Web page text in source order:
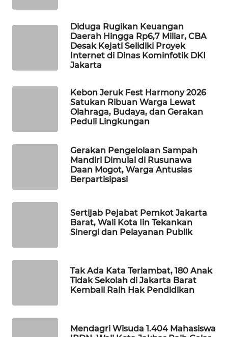
Diduga Rugikan Keuangan
Daerah Hingga Rp6,7 Miliar, CBA
Desak Kejati Selidiki Proyek
Internet di Dinas Kominfotik DKI
Jakarta
Kebon Jeruk Fest Harmony 2026
Satukan Ribuan Warga Lewat
Olahraga, Budaya, dan Gerakan
Peduli Lingkungan
Gerakan Pengelolaan Sampah
Mandiri Dimulai di Rusunawa
Daan Mogot, Warga Antusias
Berpartisipasi
Sertijab Pejabat Pemkot Jakarta
Barat, Wali Kota Iin Tekankan
Sinergi dan Pelayanan Publik
Tak Ada Kata Terlambat, 180 Anak
Tidak Sekolah di Jakarta Barat
Kembali Raih Hak Pendidikan
Mendagri Wisuda 1.404 Mahasiswa
PERSONA
WAHANA
KONSUMEN
LISTRIK